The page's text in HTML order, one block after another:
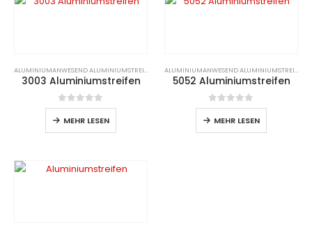
ALUMINIUMANWESENDALUMINIUMSTREIFEN
3003 Aluminiumstreifen
0Von 5
MEHR LESEN
ALUMINIUMANWESENDALUMINIUMSTREIFEN
5052 Aluminiumstreifen
0Von 5
MEHR LESEN